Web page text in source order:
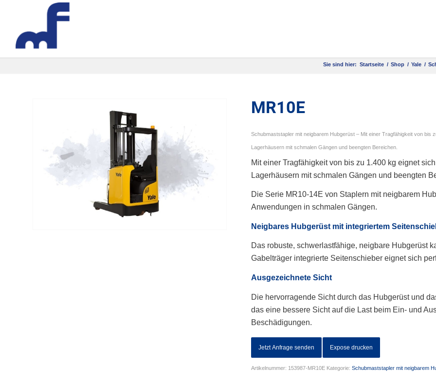
Sie sind hier: Startseite / Shop / Yale /
MR10E
Schubmaststapler mit neigbarem Hubgerüst – Mit einer Tragfähigkeit von
Lagerhäusern mit schmalen Gängen und beengten Bereichen.
Mit einer Tragfähigkeit von bis zu 1.400 kg eignet
Lagerhäusern mit schmalen Gängen und beengten
Die Serie MR10-14E von Staplern mit neigbarem
Anwendungen in schmalen Gängen.
Neigbares Hubgerüst mit integriertem
Das robuste, schwerlastfähige, neigbare Hubgerüst
Gabelträger integrierte Seitenschieber eignet sich
Ausgezeichnete Sicht
Die hervorragende Sicht durch das Hubgerüst und
das eine bessere Sicht auf die Last beim Ein- und
Beschädigungen.
Jetzt Anfrage senden Expose drucken
Artikelnummer: 153987-MR10E Kategorie:Schubmaststapler mit neigbarem